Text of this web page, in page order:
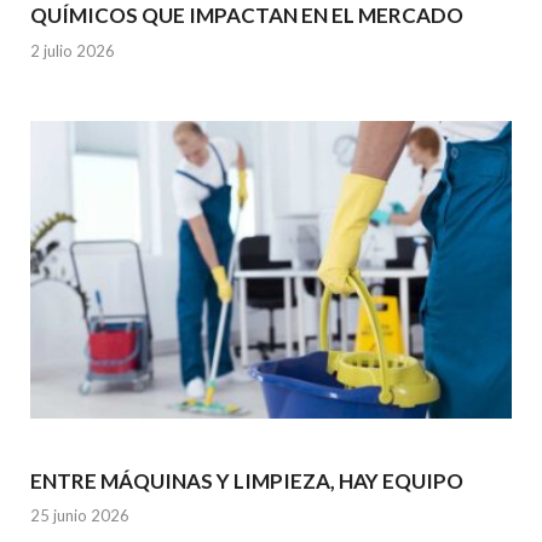
QUÍMICOS QUE IMPACTAN EN EL MERCADO
2 julio 2026
ENTRE MÁQUINAS Y LIMPIEZA, HAY EQUIPO
25 junio 2026